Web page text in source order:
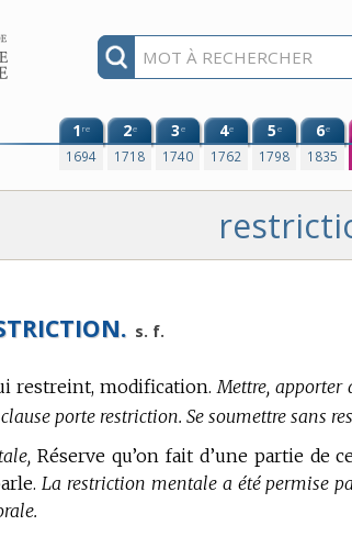
1re
1694
2e
1718
3e
1740
4e
1762
5e
1798
6e
1835
s. f.
restreint, modification. Mettre, apporter
porte restriction. Se soumettre sans
Réserve qu’on fait d’une partie de
La restriction mentale a été permise